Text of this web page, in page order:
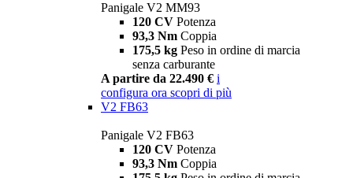
Panigale V2 MM93
120 CV Potenza
93,3 Nm Coppia
175,5 kg Peso in ordine di marcia
senza carburante
A partire da 22.490 € i
configura ora scopri di più
V2 FB63
Panigale V2 FB63
120 CV Potenza
93,3 Nm Coppia